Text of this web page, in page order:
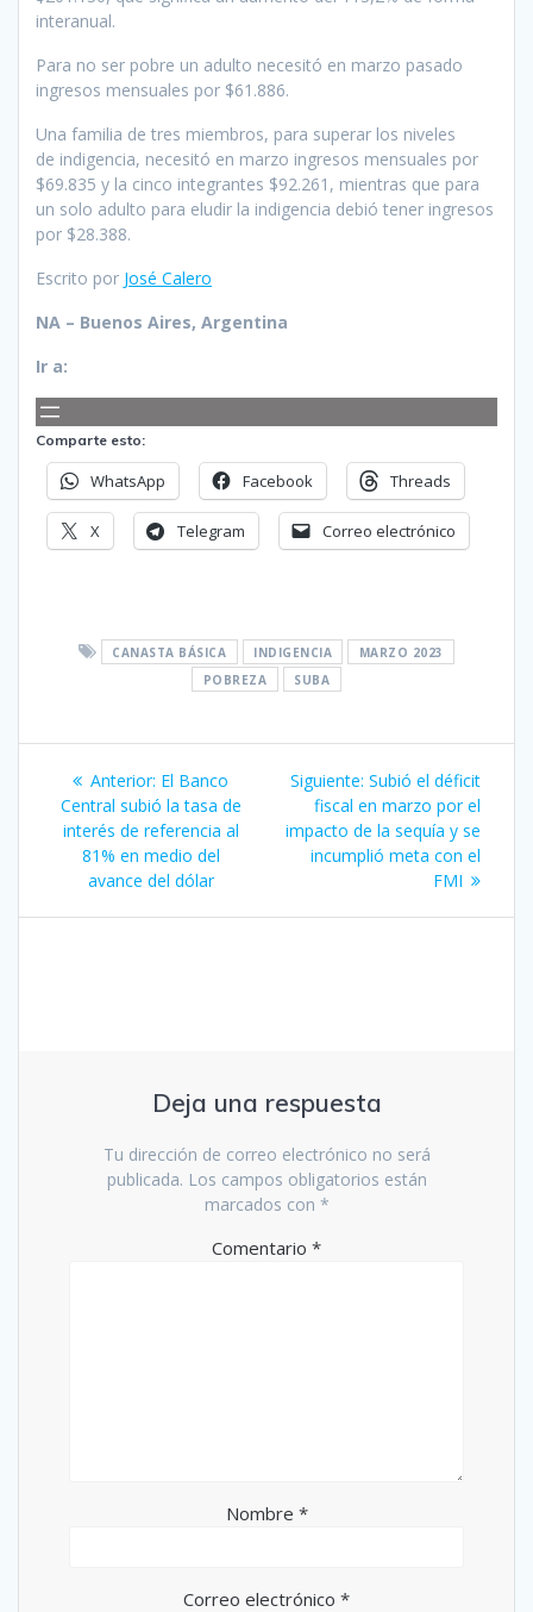
interanual.
Para no ser pobre un adulto necesitó en marzo pasado
ingresos mensuales por $61.886.
Una familia de tres miembros, para superar los niveles
de indigencia, necesitó en marzo ingresos mensuales por
$69.835 y la cinco integrantes $92.261, mientras que para
un solo adulto para eludir la indigencia debió tener ingresos
por $28.388.
Escrito por José Calero
NA – Buenos Aires, Argentina
Ir a:
Comparte esto:
WhatsApp Facebook Threads
X Telegram Correo electrónico
CANASTA BÁSICA INDIGENCIA
MARZO 2023
POBREZA
SUBA
Navegación
de
entradas
Anterior: Entrada
anterior:
El Banco
Central subió la tasa de
interés de referencia al
81% en medio del
avance del dólar
Siguiente: Siguiente
entrada:
Subió el déficit
fiscal en marzo por el
impacto de la sequía y se
incumplió meta con el
FMI
Deja una respuesta
Tu dirección de correo electrónico no será
publicada. Los campos obligatorios están
marcados con *
Comentario *
Nombre *
Correo electrónico *